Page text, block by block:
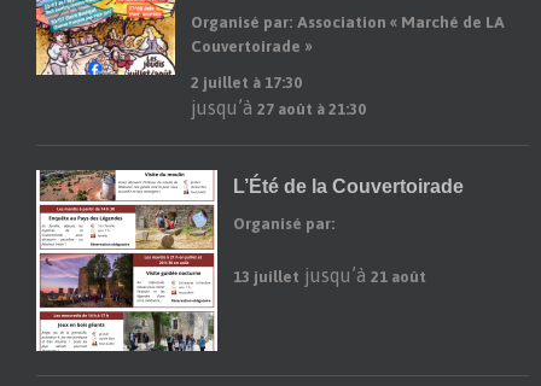
Organisé par: Association « Marché de LA
Couvertoirade »
2 juillet à 17:30
jusqu’à27 août à 21:30
L’Été de la Couvertoirade
Organisé par:
13 juillet jusqu’à 21 août